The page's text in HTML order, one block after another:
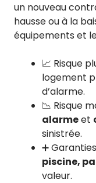
un nouveau
hausse ou à la
équipements et
📈 Risque
logement
d’alarme.
📉 Risque
alarmeet
sinistrée.
➕
piscine,
valeur.